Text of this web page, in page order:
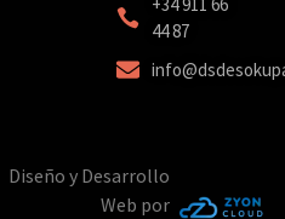
44 87
Diseño y Desarrollo
Web por